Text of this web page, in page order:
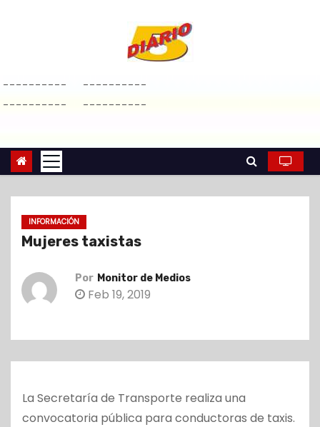
a
r
l
----------
----------
----------
----------
INFORMACIÓN
Mujeres taxistas
Por Monitor de Medios
Feb 19, 2019
La Secretaría de Transporte realiza una
convocatoria pública para conductoras de taxis.